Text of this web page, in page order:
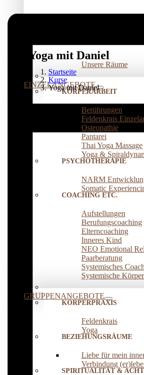
Unsere Räume
EINZELANGEBOTE
KÖRPERARBEIT
Berührungen
Feldenkrais
Osteopathie
Pantarei
Thai Yoga Massage
Yoga &
PSYCHOTHERAPIE
NARM
Somatic
COACHING ETC.
Aufstellungen
Berufungscoaching
Elterncoaching
Inneres Kind
NEO Emotional
Paarberatung
Systemisches
Systemische
GRUPPENANGEBOTE
KÖRPERPRAXIS
Feldenkrais
Yoga
BEZIEHUNGSRÄUME
Liebe für mein
Verbindung
SPIRITUALITÄT &
Yoga mit Daniel
Startseite
Kurse
Yoga mit Daniel